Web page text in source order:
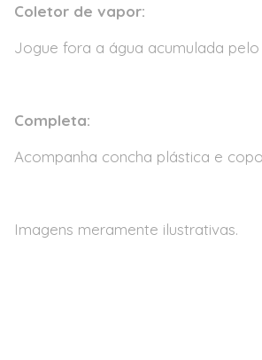
Coletor de vapor:
Jogue fora a água acumulada
Completa:
Acompanha concha plástica e
Imagens meramente ilustrativas.